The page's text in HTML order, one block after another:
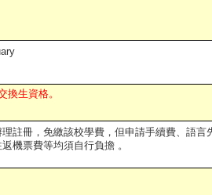
換生資格。
註冊，免繳該校學費，但申請手續費、語言
機票費等均須自行負擔 。